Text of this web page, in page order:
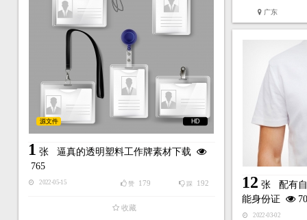
广东
HD
源文件
1 张 逼真的透明塑料工作牌素材下载
765
2022-05-15 踩 192
赞 179
收藏
12 张 配有
能身份证
2022-03-02